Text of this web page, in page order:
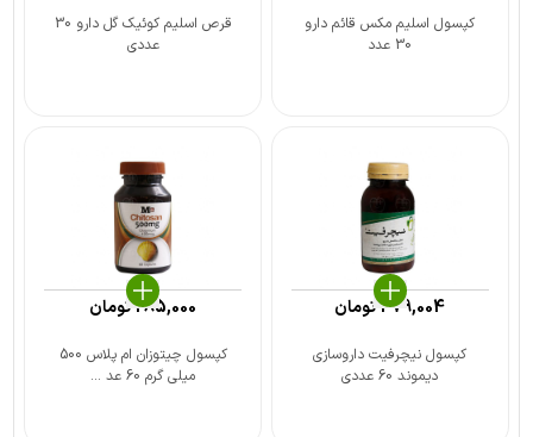
کپسول اسلیم مکس قائم دارو
30 عدد
قرص اسلیم کوئیک گل دارو 30
عددی
کپسول نیچرفیت داروسازی
دیموند 60 عددی
479,004تومان
کپسول چیتوزان ام پلاس 500
میلی گرم 60 عد ...
285,000تومان